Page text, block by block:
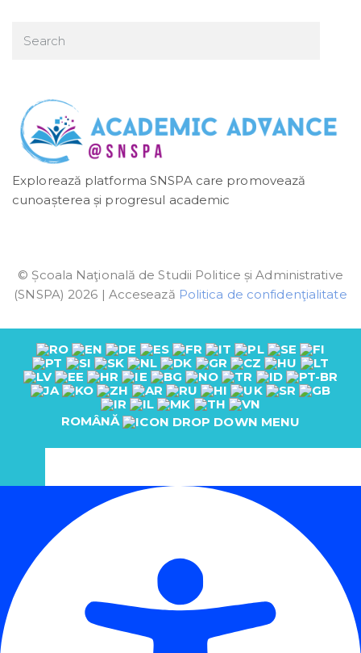
Explorează platforma SNSPA care promovează
cunoașterea și progresul academic
© Școala Naţională de Studii Politice și Administrative
(SNSPA) 2026 | Accesează Politica de confidenţialitate
ROMÂNĂ